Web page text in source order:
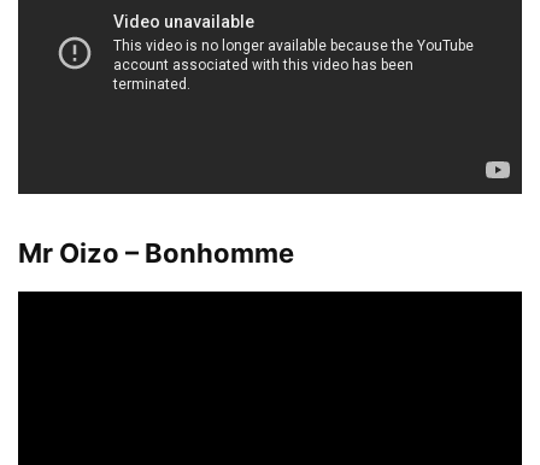
Mr Oizo – Bonhomme